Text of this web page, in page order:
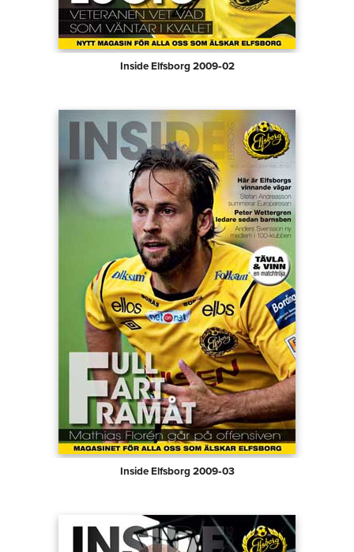
Inside Elfsborg 2009‑02
Inside Elfsborg 2009‑03